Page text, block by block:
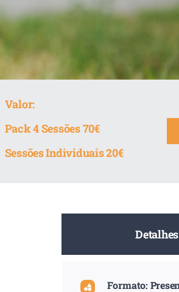
Valor:
Pack 4 Sessões 70€
Sessões Individuais 20€
Formato: